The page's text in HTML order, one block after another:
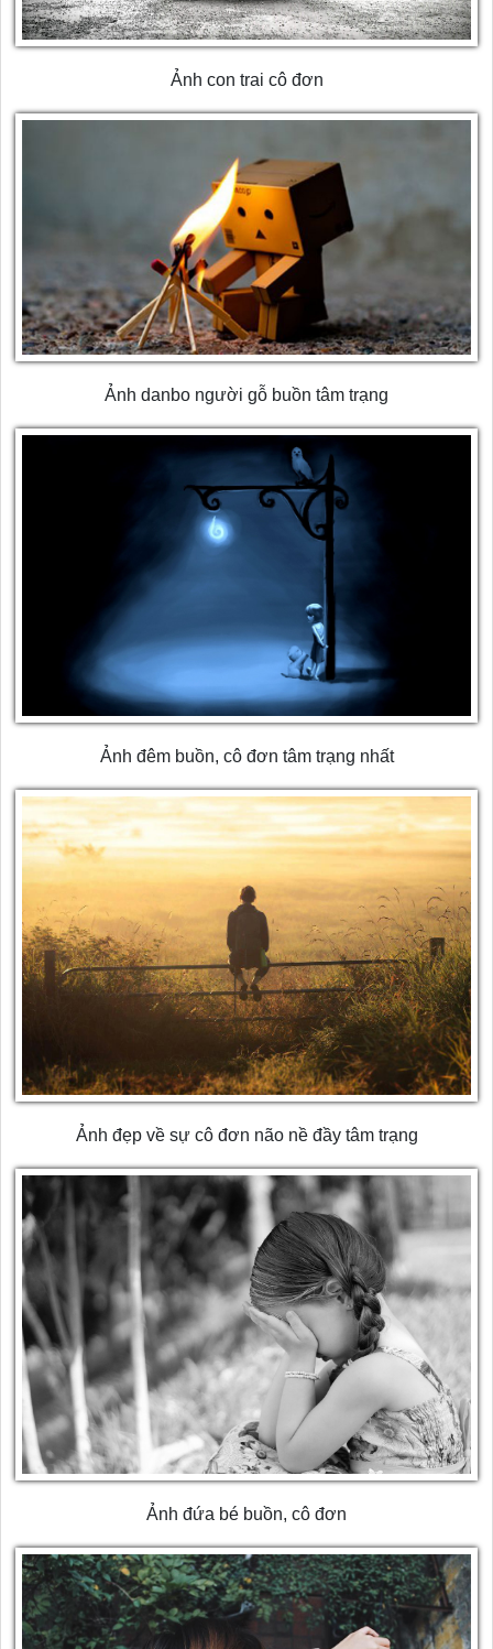
Ảnh con trai cô đơn
Ảnh danbo người gỗ buồn tâm trạng
Ảnh đêm buồn, cô đơn tâm trạng nhất
Ảnh đẹp về sự cô đơn não nề đầy tâm trạng
Ảnh đứa bé buồn, cô đơn